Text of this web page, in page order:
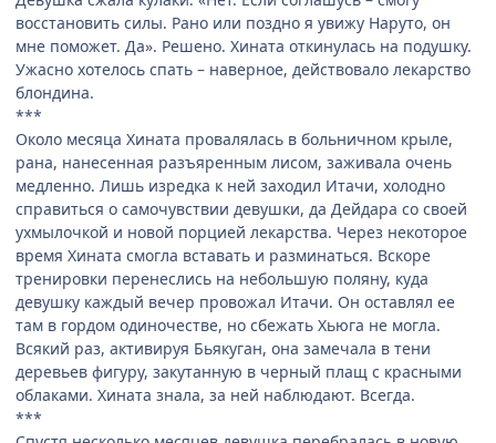
восстановить силы. Рано или поздно я увижу Наруто, он
мне поможет. Да». Решено. Хината откинулась на подушку.
Ужасно хотелось спать – наверное, действовало лекарство
блондина.
***
Около месяца Хината провалялась в больничном крыле,
рана, нанесенная разъяренным лисом, заживала очень
медленно. Лишь изредка к ней заходил Итачи, холодно
справиться о самочувствии девушки, да Дейдара со своей
ухмылочкой и новой порцией лекарства. Через некоторое
время Хината смогла вставать и разминаться. Вскоре
тренировки перенеслись на небольшую поляну, куда
девушку каждый вечер провожал Итачи. Он оставлял ее
там в гордом одиночестве, но сбежать Хьюга не могла.
Всякий раз, активируя Бьякуган, она замечала в тени
деревьев фигуру, закутанную в черный плащ с красными
облаками. Хината знала, за ней наблюдают. Всегда.
***